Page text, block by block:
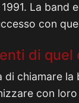
1991. La band
con
di quel
di chiamare la
con loro